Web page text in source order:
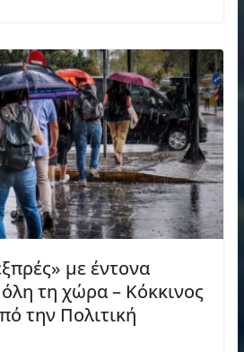
με έντονα
τη χώρα – Κόκκινος
την Πολιτική